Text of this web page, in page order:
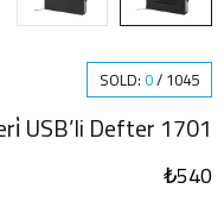
SOLD: 0/1045
1701 Siyah 15 x 21 Termo Deri̇ USB’li Defter
₺540